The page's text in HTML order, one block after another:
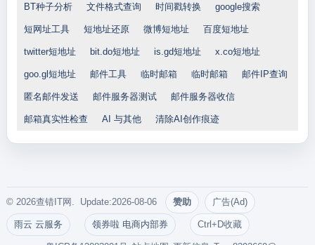
BT种子分析 文件格式查询 时间戳转换 google搜索
短网址工具 短地址还原 微博短地址 百度短地址
twitter短地址 bit.do短地址 is.gd短地址 x.co短地址
goo.gl短地址 邮件工具 临时邮箱 临时邮箱 邮件IP查询
匿名邮件发送 邮件服务器测试 邮件服务器收信
邮箱真实性检查 AI 与其他 清除AI创作痕迹
© 2026查错IT网. Update:2026-08-06 赞助 广告(Ad)
雨云 云服务 领券啦 电商内部券 Ctrl+D收藏